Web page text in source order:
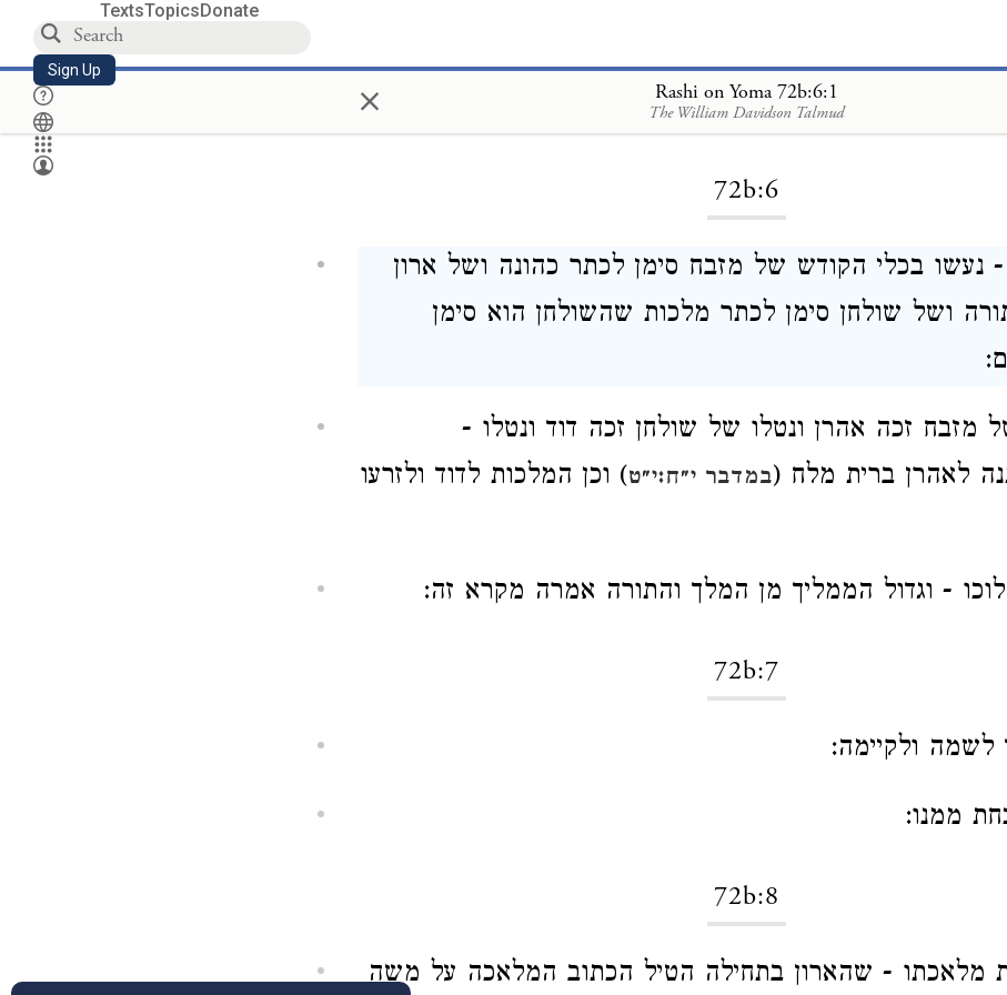
TextsTopicsDonate
Sign Up × Rashi on Yoma 72b:6:1
The William Davidson Talmud
Loading...
72b:6
נעשו בכלי הקודש של מזבח סימן לכתר כהונה ושל ארון
ושל שולחן סימן לכתר מלכות שהשולחן הוא סימן
מזבח זכה אהרן ונטלו של שולחן זכה דוד ונטלו -
לאהרן ברית מלח (במדבר י״ח:י״ט) וכן המלכות לדוד ולזרעו
- וגדול הממליך מן המלך והתורה אמרה מקרא זה:
72b:7
לשמה ולקיימה:
ממנו:
72b:8
מלאכתו - שהארון בתחילה הטיל הכתוב המלאכה על משה